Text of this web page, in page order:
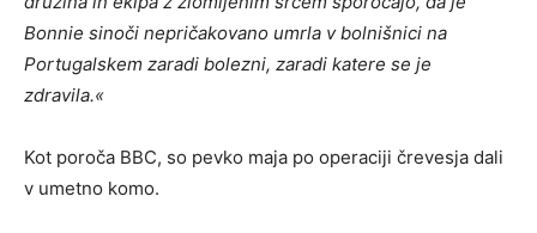
Bonnie sinoči nepričakovano umrla v bolnišnici na
Portugalskem zaradi bolezni, zaradi katere se je
zdravila.«
Kot poroča BBC, so pevko maja po operaciji črevesja dali
v umetno komo.